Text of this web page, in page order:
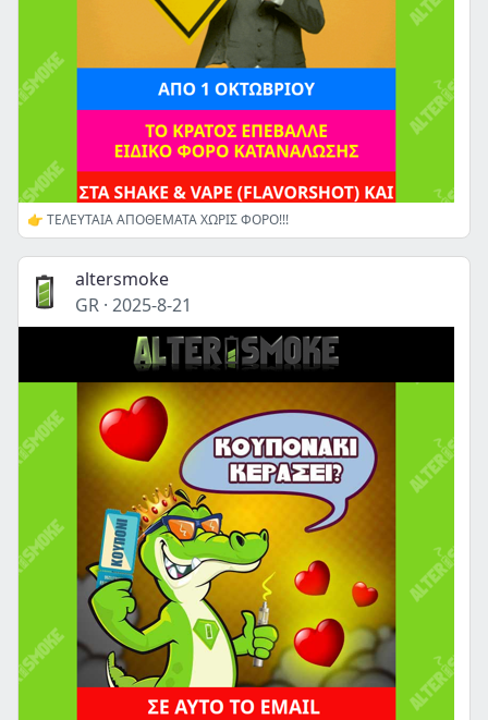
👉 ΤΕΛΕΥΤΑΙΑ ΑΠΟΘΕΜΑΤΑ ΧΩΡΙΣ ΦΟΡΟ!!!
altersmoke
GR · 2025-8-21